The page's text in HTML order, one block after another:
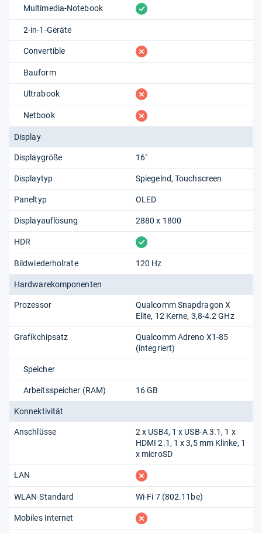
Multimedia-Notebook vorhanden
2-in-1-Geräte
Convertible fehlt
Bauform
Ultrabook fehlt
Netbook fehlt
Display
Displaygröße 16"
Displaytyp Spiegelnd Touchscreen
Paneltyp OLED
Displayauflösung 2880 x 1800
HDR vorhanden
Bildwiederholrate 120 Hz
Hardwarekomponenten
Prozessor
Qualcomm Snapdragon X
Elite, 12 Kerne, 3,8-4.2 GHz
Grafikchipsatz
Qualcomm Adreno X1-85
(integriert)
Speicher
Arbeitsspeicher (RAM) 16 GB
Konnektivität
Anschlüsse
2 x USB4, 1 x USB-A 3.1, 1 x
HDMI 2.1, 1 x 3,5 mm Klinke, 1
x microSD
LAN fehlt
WLAN-Standard Wi-Fi 7 (802.11​be)
Mobiles Internet fehlt